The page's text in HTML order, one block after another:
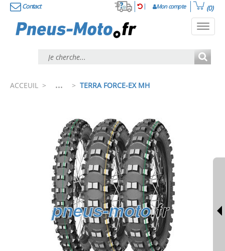
Contact Mon compte (0)
ACCEUIL > ... > TERRA FORCE-EX MH